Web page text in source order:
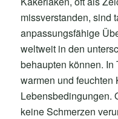
missverstanden, sind
anpassungsfähige
weltweit in den
behaupten können.
warmen und feuchten
Lebensbedingungen.
keine Schmerzen